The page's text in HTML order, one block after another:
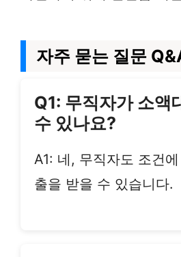
자주 묻는 질문
Q1: 무직자가 소액
수 있나요?
A1: 네, 무직자도 조건
출을 받을 수 있습니다.